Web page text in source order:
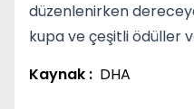
düzenlenirken
kupa ve çeşitli ödüller
Kaynak : DHA